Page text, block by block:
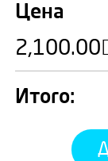
Цена
2,100.00
Итого: